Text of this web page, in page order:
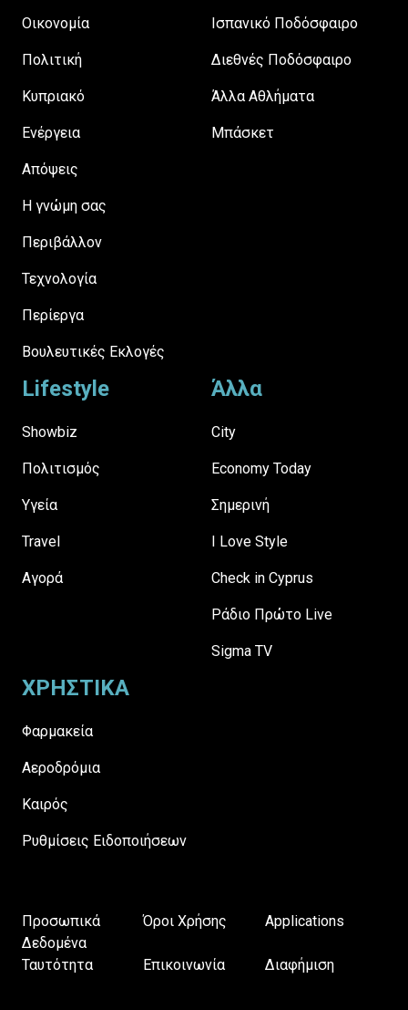
Οικονομία
Πολιτική
Κυπριακό
Ενέργεια
Απόψεις
H γνώμη σας
Περιβάλλον
Τεχνολογία
Περίεργα
Βουλευτικές Εκλογές
Ισπανικό Ποδόσφαιρο
Διεθνές Ποδόσφαιρο
Άλλα Αθλήματα
Μπάσκετ
Lifestyle
Showbiz
Πολιτισμός
Υγεία
Travel
Αγορά
Άλλα
City
Economy Today
Σημερινή
I Love Style
Check in Cyprus
Ράδιο Πρώτο Live
Sigma TV
ΧΡΗΣΤΙΚΑ
Φαρμακεία
Αεροδρόμια
Καιρός
Ρυθμίσεις Ειδοποιήσεων
Προσωπικά
Δεδομένα
Όροι Χρήσης Applications
Ταυτότητα Επικοινωνία Διαφήμιση